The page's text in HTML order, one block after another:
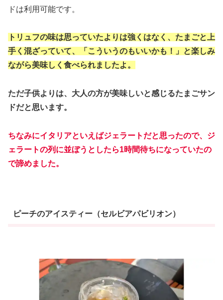
ドは利用可能です。
トリュフの味は思っていたよりは強くはなく、たまごと上
手く混ざっていて、「こういうのもいいかも！」と楽しみ
ながら美味しく食べられましたよ。
ただ子供よりは、大人の方が美味しいと感じるたまごサン
ドだと思います。
ちなみにイタリアといえばジェラートだと思ったので、ジ
ェラートの列に並ぼうとしたら1時間待ちになっていたの
で諦めました。
ピーチのアイスティー（セルビアパビリオン）